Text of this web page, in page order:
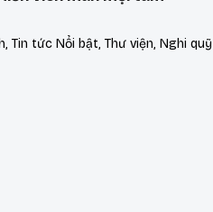
Tin tức Nổi bật, Thư viện, Nghi quỹ